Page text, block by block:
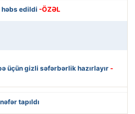
həbs edildi -ÖZƏL
üçün gizli səfərbərlik hazırlayır -
tapıldı